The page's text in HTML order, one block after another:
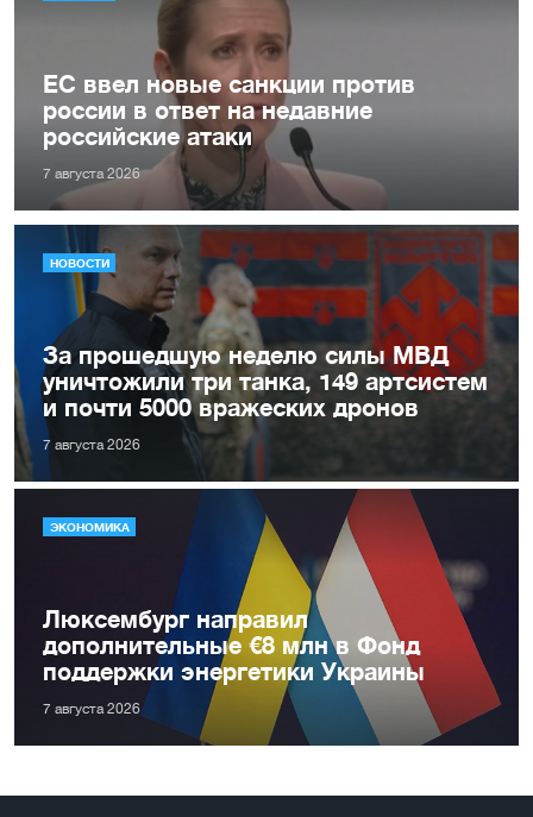
ЕС ввел новые санкции против
россии в ответ на недавние
российские атаки
7 августа 2026
НОВОСТИ
За прошедшую неделю силы МВД
уничтожили три танка, 149 артсистем
и почти 5000 вражеских дронов
7 августа 2026
ЭКОНОМИКА
Люксембург направил
дополнительные €8 млн в Фонд
поддержки энергетики Украины
7 августа 2026